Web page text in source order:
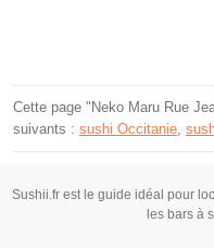
Cette page "Neko Maru Rue
suivants : sushi Occitanie,
Sushii.fr est le guide idéal pour
les bars à